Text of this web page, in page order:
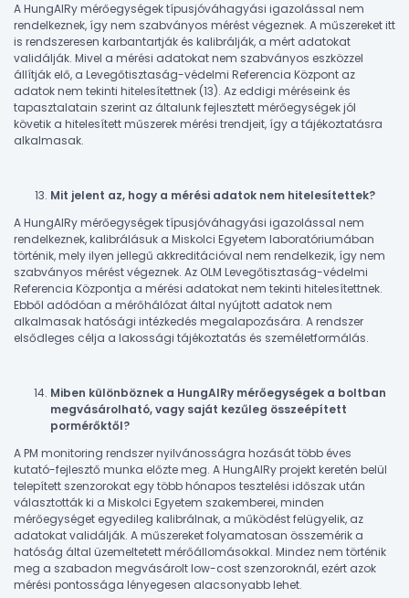
A HungAIRy mérőegységek típusjóváhagyási igazolással nem
rendelkeznek, így nem szabványos mérést végeznek. A műszereket itt
is rendszeresen karbantartják és kalibrálják, a mért adatokat
validálják. Mivel a mérési adatokat nem szabványos eszközzel
állítják elő, a Levegőtisztaság-védelmi Referencia Központ az
adatok nem tekinti hitelesítettnek (13). Az eddigi méréseink és
tapasztalatain szerint az általunk fejlesztett mérőegységek jól
követik a hitelesített műszerek mérési trendjeit, így a tájékoztatásra
alkalmasak.
Mit jelent az, hogy a mérési adatok nem hitelesítettek?
A HungAIRy mérőegységek típusjóváhagyási igazolással nem
rendelkeznek, kalibrálásuk a Miskolci Egyetem laboratóriumában
történik, mely ilyen jellegű akkreditációval nem rendelkezik, így nem
szabványos mérést végeznek. Az OLM Levegőtisztaság-védelmi
Referencia Központja a mérési adatokat nem tekinti hitelesítettnek.
Ebből adódóan a mérőhálózat által nyújtott adatok nem
alkalmasak hatósági intézkedés megalapozására. A rendszer
elsődleges célja a lakossági tájékoztatás és személetformálás.
Miben különböznek a HungAIRy mérőegységek a boltban
megvásárolható, vagy saját kezűleg összeépített
pormérőktől?
A PM monitoring rendszer nyilvánosságra hozását több éves
kutató-fejlesztő munka előzte meg. A HungAIRy projekt keretén belül
telepített szenzorokat egy több hónapos tesztelési időszak után
választották ki a Miskolci Egyetem szakemberei, minden
mérőegységet egyedileg kalibrálnak, a működést felügyelik, az
adatokat validálják. A műszereket folyamatosan összemérik a
hatóság által üzemeltetett mérőállomásokkal. Mindez nem történik
meg a szabadon megvásárolt low-cost szenzoroknál, ezért azok
mérési pontossága lényegesen alacsonyabb lehet.